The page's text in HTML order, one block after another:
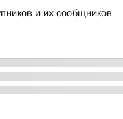
и их сообщников